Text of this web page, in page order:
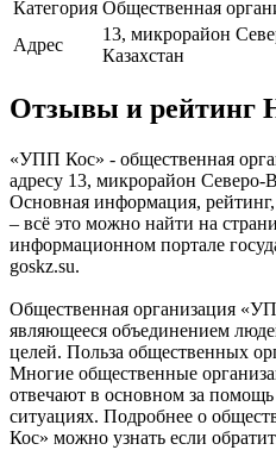
Категория Общественная
Адрес
13, микрорайон
Казахстан
Отзывы и
«УПП Кос» - общественная
адресу 13, микрорайон Северо-
Основная информация,
– всё это можно найти на
информационном портале
goskz.su.
Общественная организация
являющееся объединением
целей. Польза общественных
Многие общественные
отвечают в основном за
ситуациях. Подробнее о
Кос» можно узнать если